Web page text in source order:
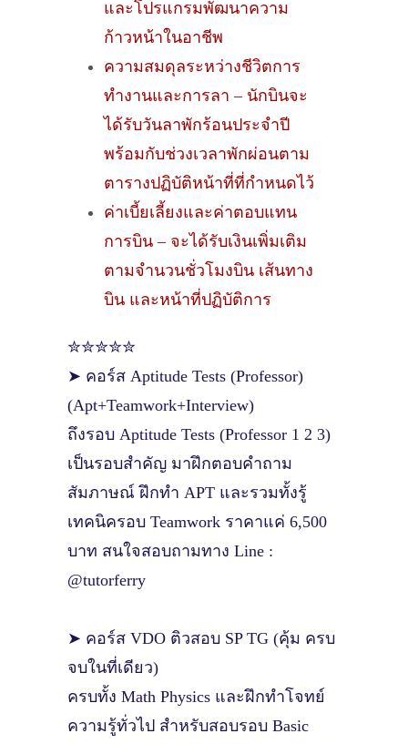
และโปรแกรมพัฒนาความ
ก้าวหน้าในอาชีพ
ความสมดุลระหว่างชีวิตการ
ทำงานและการลา – นักบินจะ
ได้รับวันลาพักร้อนประจำปี
พร้อมกับช่วงเวลาพักผ่อนตาม
ตารางปฏิบัติหน้าที่ที่กำหนดไว้
ค่าเบี้ยเลี้ยงและค่าตอบแทน
การบิน – จะได้รับเงินเพิ่มเติม
ตามจำนวนชั่วโมงบิน เส้นทาง
บิน และหน้าที่ปฏิบัติการ
✮✮✮✮✮
➤ คอร์ส Aptitude Tests (Professor)
(Apt+Teamwork+Interview)
ถึงรอบ Aptitude Tests (Professor 1 2 3)
เป็นรอบสำคัญ มาฝึกตอบคำถาม
สัมภาษณ์ ฝึกทำ APT และรวมทั้งรู้
เทคนิครอบ Teamwork ราคาแค่ 6,500
บาท สนใจสอบถามทาง Line :
@tutorferry
➤ คอร์ส VDO ติวสอบ SP TG (คุ้ม ครบ
จบในที่เดียว)
ครบทั้ง Math Physics และฝึกทำโจทย์
ความรู้ทั่วไป สำหรับสอบรอบ Basic